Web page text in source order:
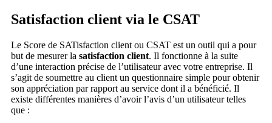
Satisfaction client via le CSAT
Le Score de SATisfaction client ou CSAT est un outil qui a pour
but de mesurer la satisfaction client. Il fonctionne à la suite
d’une interaction précise de l’utilisateur avec votre entreprise. Il
s’agit de soumettre au client un questionnaire simple pour obtenir
son appréciation par rapport au service dont il a bénéficié. Il
existe différentes manières d’avoir l’avis d’un utilisateur telles
que :